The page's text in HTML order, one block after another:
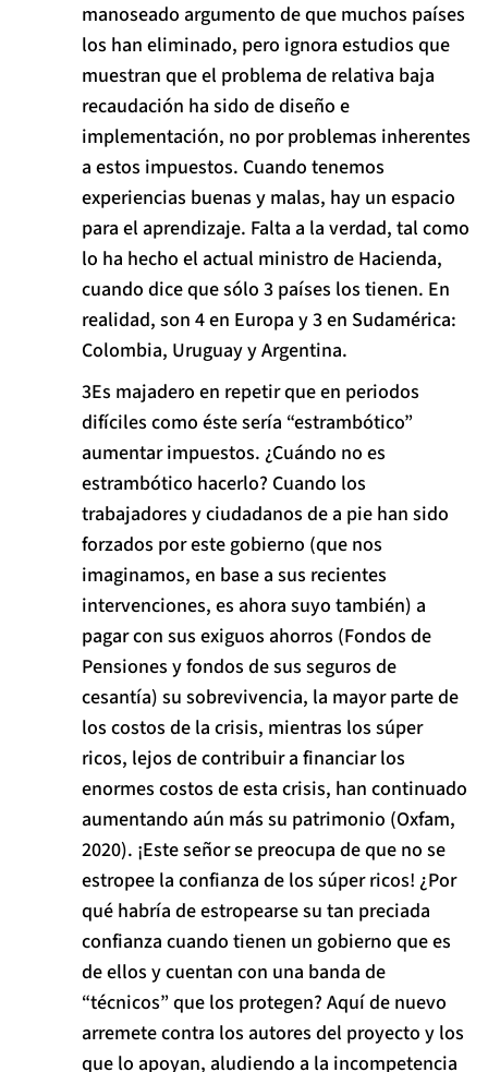
manoseado argumento de que muchos países
los han eliminado, pero ignora estudios que
muestran que el problema de relativa baja
recaudación ha sido de diseño e
implementación, no por problemas inherentes
a estos impuestos. Cuando tenemos
experiencias buenas y malas, hay un espacio
para el aprendizaje. Falta a la verdad, tal como
lo ha hecho el actual ministro de Hacienda,
cuando dice que sólo 3 países los tienen. En
realidad, son 4 en Europa y 3 en Sudamérica:
Colombia, Uruguay y Argentina.
Es majadero en repetir que en periodos
difíciles como éste sería “estrambótico”
aumentar impuestos. ¿Cuándo no es
estrambótico hacerlo? Cuando los
trabajadores y ciudadanos de a pie han sido
forzados por este gobierno (que nos
imaginamos, en base a sus recientes
intervenciones, es ahora suyo también) a
pagar con sus exiguos ahorros (Fondos de
Pensiones y fondos de sus seguros de
cesantía) su sobrevivencia, la mayor parte de
los costos de la crisis, mientras los súper
ricos, lejos de contribuir a financiar los
enormes costos de esta crisis, han continuado
aumentando aún más su patrimonio (Oxfam,
2020). ¡Este señor se preocupa de que no se
estropee la confianza de los súper ricos! ¿Por
qué habría de estropearse su tan preciada
confianza cuando tienen un gobierno que es
de ellos y cuentan con una banda de
“técnicos” que los protegen? Aquí de nuevo
arremete contra los autores del proyecto y los
que lo apoyan, aludiendo a la incompetencia